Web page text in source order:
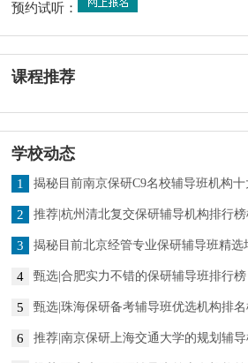
预约试听：
课程推荐
学校动态
1 揭秘目前南京保研C9名校辅导班机构十
2 推荐|杭州清北复交保研辅导机构排行
3 揭秘目前北京经管专业保研辅导班精选
4 甄选|合肥实力不错的保研辅导班排行榜
5 甄选|珠海保研备考辅导班优选机构排
6 推荐|南京保研上海交通大学的规划辅